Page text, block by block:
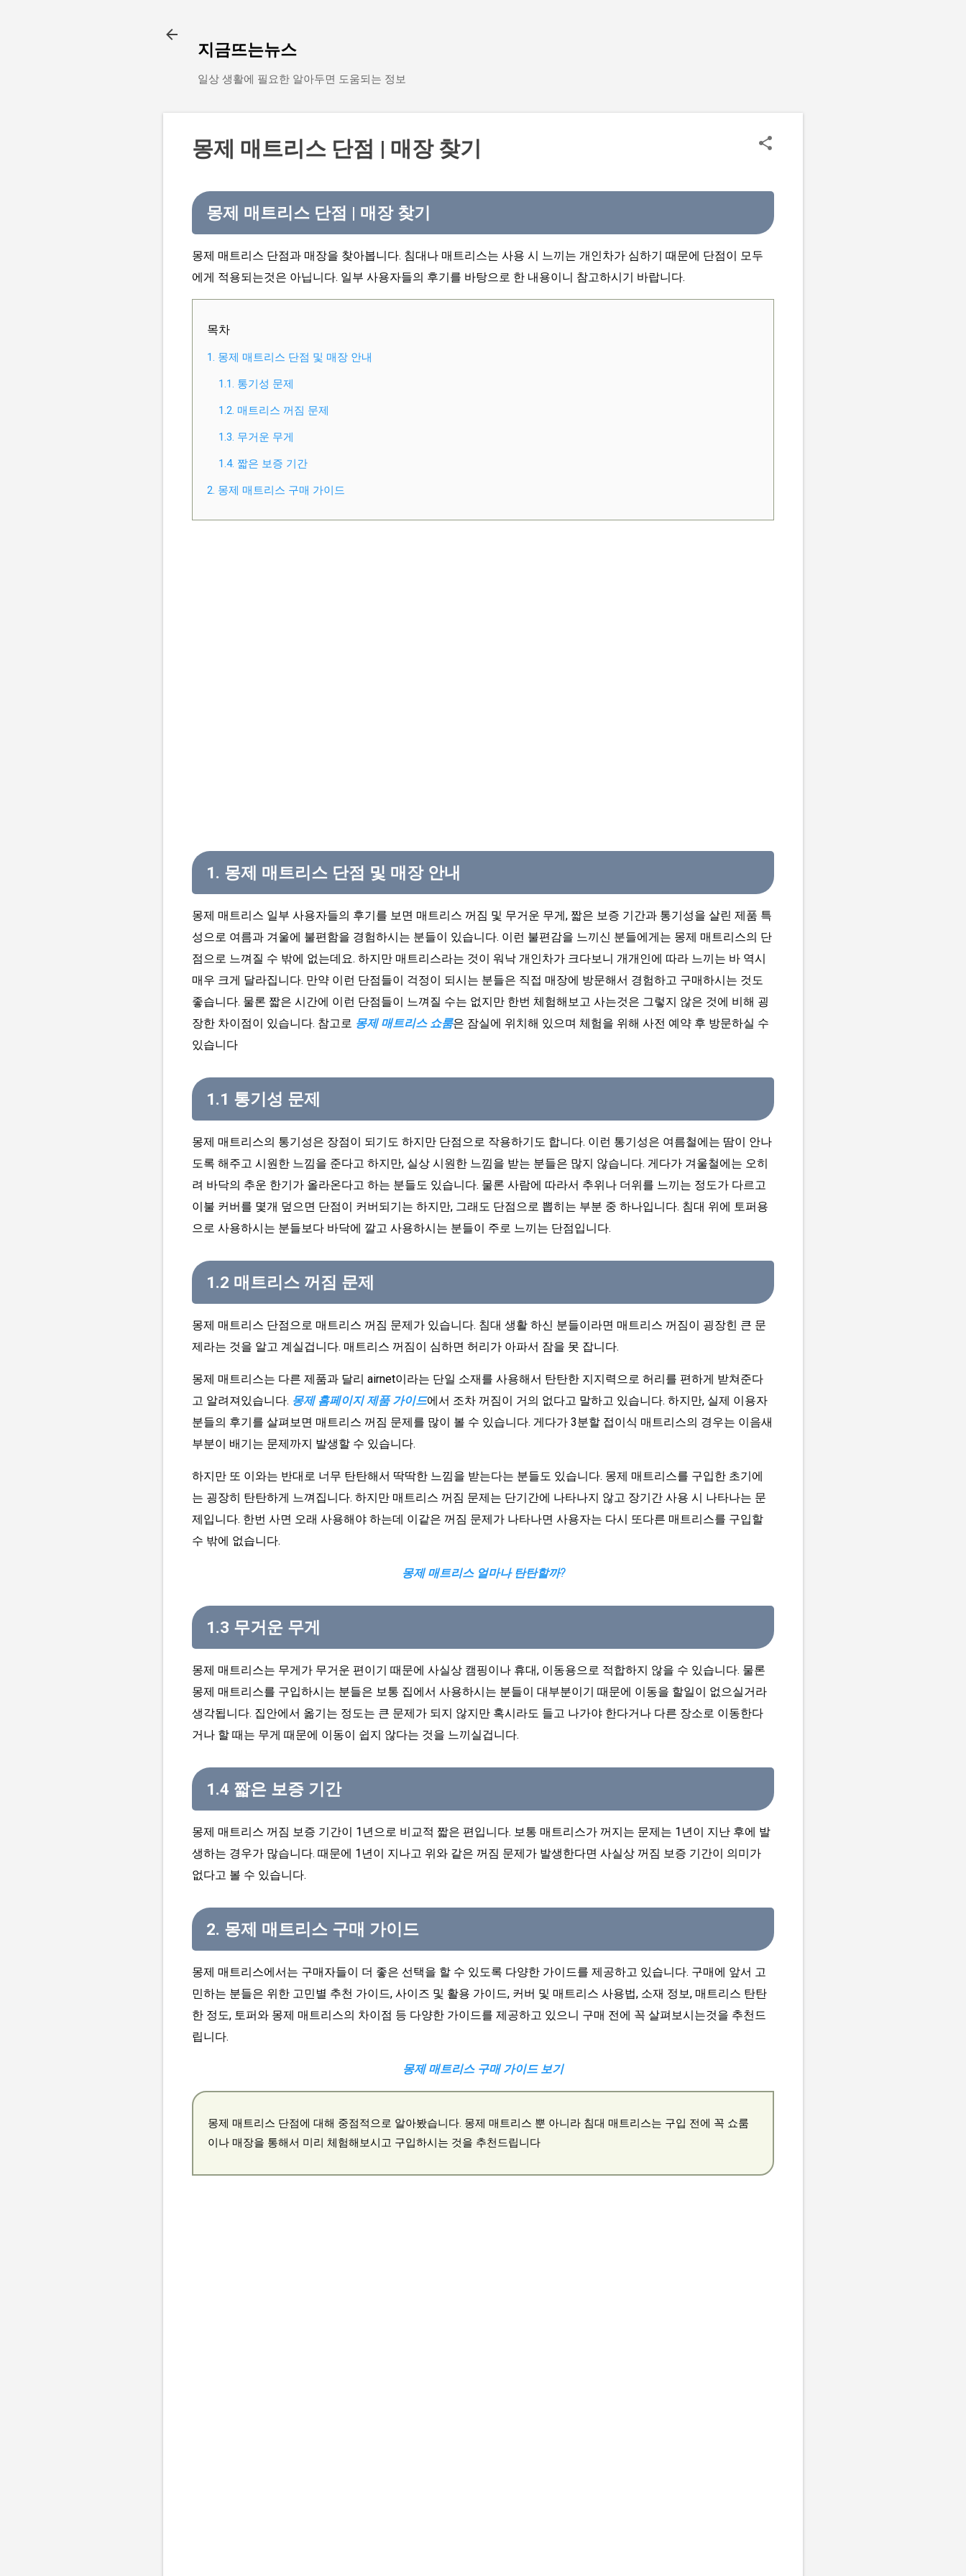
지금뜨는뉴스
일상 생활에 필요한 알아두면 도움되는 정보
몽제 매트리스 단점 | 매장 찾기
몽제 매트리스 단점 | 매장 찾기
몽제 매트리스 단점과 매장을 찾아봅니다. 침대나 매트리스는 사용 시 느끼는 개인차가 심하기 때문에 단점이 모두
에게 적용되는것은 아닙니다. 일부 사용자들의 후기를 바탕으로 한 내용이니 참고하시기 바랍니다.
목차
1. 몽제 매트리스 단점 및 매장 안내
1.1. 통기성 문제
1.2. 매트리스 꺼짐 문제
1.3. 무거운 무게
1.4. 짧은 보증 기간
2. 몽제 매트리스 구매 가이드
1. 몽제 매트리스 단점 및 매장 안내
몽제 매트리스 일부 사용자들의 후기를 보면 매트리스 꺼짐 및 무거운 무게, 짧은 보증 기간과 통기성을 살린 제품 특
성으로 여름과 겨울에 불편함을 경험하시는 분들이 있습니다. 이런 불편감을 느끼신 분들에게는 몽제 매트리스의 단
점으로 느껴질 수 밖에 없는데요. 하지만 매트리스라는 것이 워낙 개인차가 크다보니 개개인에 따라 느끼는 바 역시
매우 크게 달라집니다. 만약 이런 단점들이 걱정이 되시는 분들은 직접 매장에 방문해서 경험하고 구매하시는 것도
좋습니다. 물론 짧은 시간에 이런 단점들이 느껴질 수는 없지만 한번 체험해보고 사는것은 그렇지 않은 것에 비해 굉
장한 차이점이 있습니다. 참고로 몽제 매트리스 쇼룸은 잠실에 위치해 있으며 체험을 위해 사전 예약 후 방문하실 수
있습니다
1.1 통기성 문제
몽제 매트리스의 통기성은 장점이 되기도 하지만 단점으로 작용하기도 합니다. 이런 통기성은 여름철에는 땀이 안나
도록 해주고 시원한 느낌을 준다고 하지만, 실상 시원한 느낌을 받는 분들은 많지 않습니다. 게다가 겨울철에는 오히
려 바닥의 추운 한기가 올라온다고 하는 분들도 있습니다. 물론 사람에 따라서 추위나 더위를 느끼는 정도가 다르고
이불 커버를 몇개 덮으면 단점이 커버되기는 하지만, 그래도 단점으로 뽑히는 부분 중 하나입니다. 침대 위에 토퍼용
으로 사용하시는 분들보다 바닥에 깔고 사용하시는 분들이 주로 느끼는 단점입니다.
1.2 매트리스 꺼짐 문제
몽제 매트리스 단점으로 매트리스 꺼짐 문제가 있습니다. 침대 생활 하신 분들이라면 매트리스 꺼짐이 굉장힌 큰 문
제라는 것을 알고 계실겁니다. 매트리스 꺼짐이 심하면 허리가 아파서 잠을 못 잡니다.
몽제 매트리스는 다른 제품과 달리 airnet이라는 단일 소재를 사용해서 탄탄한 지지력으로 허리를 편하게 받쳐준다
고 알려져있습니다. 몽제 홈페이지 제품 가이드에서 조차 꺼짐이 거의 없다고 말하고 있습니다. 하지만, 실제 이용자
분들의 후기를 살펴보면 매트리스 꺼짐 문제를 많이 볼 수 있습니다. 게다가 3분할 접이식 매트리스의 경우는 이음새
부분이 배기는 문제까지 발생할 수 있습니다.
하지만 또 이와는 반대로 너무 탄탄해서 딱딱한 느낌을 받는다는 분들도 있습니다. 몽제 매트리스를 구입한 초기에
는 굉장히 탄탄하게 느껴집니다. 하지만 매트리스 꺼짐 문제는 단기간에 나타나지 않고 장기간 사용 시 나타나는 문
제입니다. 한번 사면 오래 사용해야 하는데 이같은 꺼짐 문제가 나타나면 사용자는 다시 또다른 매트리스를 구입할
수 밖에 없습니다.
몽제 매트리스 얼마나 탄탄할까?
1.3 무거운 무게
몽제 매트리스는 무게가 무거운 편이기 때문에 사실상 캠핑이나 휴대, 이동용으로 적합하지 않을 수 있습니다. 물론
몽제 매트리스를 구입하시는 분들은 보통 집에서 사용하시는 분들이 대부분이기 때문에 이동을 할일이 없으실거라
생각됩니다. 집안에서 옮기는 정도는 큰 문제가 되지 않지만 혹시라도 들고 나가야 한다거나 다른 장소로 이동한다
거나 할 때는 무게 때문에 이동이 쉽지 않다는 것을 느끼실겁니다.
1.4 짧은 보증 기간
몽제 매트리스 꺼짐 보증 기간이 1년으로 비교적 짧은 편입니다. 보통 매트리스가 꺼지는 문제는 1년이 지난 후에 발
생하는 경우가 많습니다. 때문에 1년이 지나고 위와 같은 꺼짐 문제가 발생한다면 사실상 꺼짐 보증 기간이 의미가
없다고 볼 수 있습니다.
2. 몽제 매트리스 구매 가이드
몽제 매트리스에서는 구매자들이 더 좋은 선택을 할 수 있도록 다양한 가이드를 제공하고 있습니다. 구매에 앞서 고
민하는 분들은 위한 고민별 추천 가이드, 사이즈 및 활용 가이드, 커버 및 매트리스 사용법, 소재 정보, 매트리스 탄탄
한 정도, 토퍼와 몽제 매트리스의 차이점 등 다양한 가이드를 제공하고 있으니 구매 전에 꼭 살펴보시는것을 추천드
립니다.
몽제 매트리스 구매 가이드 보기
몽제 매트리스 단점에 대해 중점적으로 알아봤습니다. 몽제 매트리스 뿐 아니라 침대 매트리스는 구입 전에 꼭 쇼룸
이나 매장을 통해서 미리 체험해보시고 구입하시는 것을 추천드립니다